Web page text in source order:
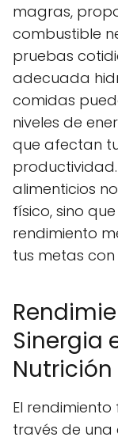
magras,
combustible
pruebas
adecuada
comidas
niveles de
que afectan
alimenticios
físico, sino
rendimiento
tus metas
Sinergia
Nutrición
El
través de